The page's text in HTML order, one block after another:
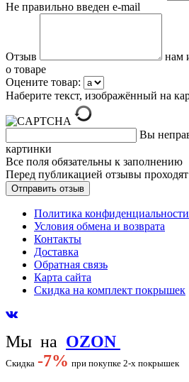
Не правильно введен e-mail
Отзыв
нам
о товаре
Оцените товар:
Наберите текст, изображённый на
Вы
картинки
Все поля обязательны к заполнению
Перед публикацией отзывы
Политика
Условия обмена и возврата
Контакты
Доставка
Обратная связь
Карта сайта
Скидка на комплект покрышек
Мы на OZON
Скидка -7% при покупке 2-х покрышек